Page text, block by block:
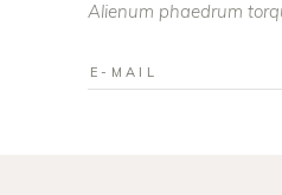
Alienum phaedrum